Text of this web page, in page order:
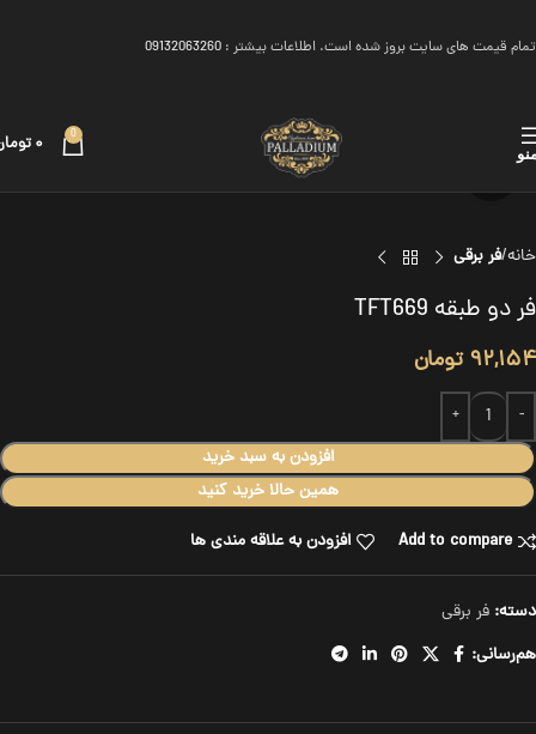
تمام قیمت های سایت بروز شده است. اطلاعات بیشتر : 09132063260
0 ۰
برای بزرگنمایی کلیک کنید
خانه فر برقی
فر دو طبقه TFT669
۹۲,۱۵۴ تومان
افزودن به سبد خرید
همین حالا خرید کنید
Add to compare
افزودن به علاقه مندی ها
دسته: فر برقی
هم‌رسانی: